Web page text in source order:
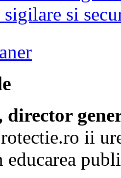
si
director
ii